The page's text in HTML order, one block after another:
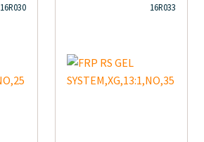
16R030 16R033